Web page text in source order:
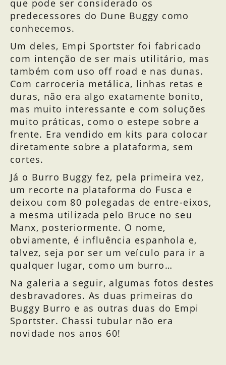
que pode ser considerado os
predecessores do Dune Buggy como
conhecemos.
Um deles, Empi Sportster foi fabricado
com intenção de ser mais utilitário, mas
também com uso off road e nas dunas.
Com carroceria metálica, linhas retas e
duras, não era algo exatamente bonito,
mas muito interessante e com soluções
muito práticas, como o estepe sobre a
frente. Era vendido em kits para colocar
diretamente sobre a plataforma, sem
cortes.
Já o Burro Buggy fez, pela primeira vez,
um recorte na plataforma do Fusca e
deixou com 80 polegadas de entre-eixos,
a mesma utilizada pelo Bruce no seu
Manx, posteriormente. O nome,
obviamente, é influência espanhola e,
talvez, seja por ser um veículo para ir a
qualquer lugar, como um burro…
Na galeria a seguir, algumas fotos destes
desbravadores. As duas primeiras do
Buggy Burro e as outras duas do Empi
Sportster. Chassi tubular não era
novidade nos anos 60!